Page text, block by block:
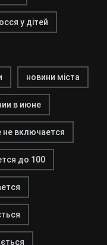
у дітей
новини міста
в июне
не включается
до 100